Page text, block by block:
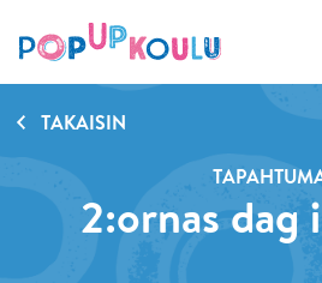
TAKAISIN
2:ornas dag